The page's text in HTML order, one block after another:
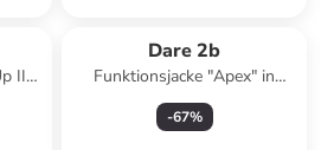
II
Dare 2b
Funktionsjacke "Apex" in
Schwarz
-67%